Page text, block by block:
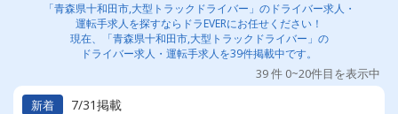
「青森県十和田市,大型トラックドライバー」のドライバー求人・
運転手求人を探すならドラEVERにお任せください！
現在、「青森県十和田市,大型トラックドライバー」の
ドライバー求人・運転手求人を39件掲載中です。
39 件 0~20件目を表示中
新着
7/31掲載